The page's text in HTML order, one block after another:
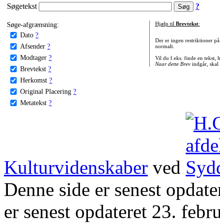
Søgetekst ?
Søge-afgrænsning:
Dato ?
Afsender ?
Modtager ?
Brevtekst ?
Herkomst ?
Original Placering ?
Metatekst ?
Hjælp til Brevtekst:
Der er ingen restriktioner
normalt.
Vil du f.eks. finde en tekst,
Naar dette Brevindgår, skal
Kulturvidenskaber ved
Denne side er senest
er senest opdateret 23.